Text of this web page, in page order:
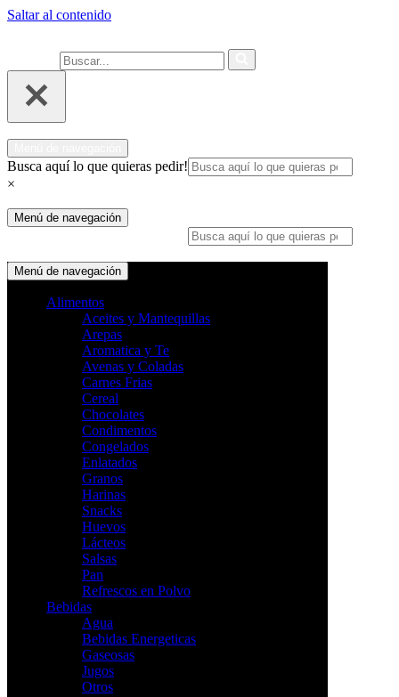
Saltar al contenido
Busca aquí lo que quieras pedir!
×
Menú de navegación
Menú de navegación
Alimentos
Aceites y Mantequillas
Arepas
Aromatica y Te
Avenas y Coladas
Carnes Frias
Cereal
Chocolates
Condimentos
Congelados
Enlatados
Granos
Harinas
Snacks
Huevos
Lácteos
Salsas
Pan
Refrescos en Polvo
Bebidas
Agua
Bebidas Energeticas
Gaseosas
Jugos
Otros
Ahora compra fácil y rápido por